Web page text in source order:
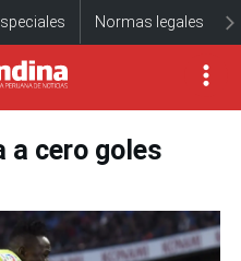
Normas legales
a cero goles